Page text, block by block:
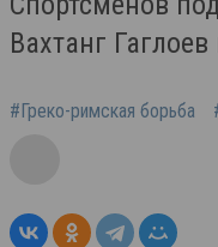
Вахтанг
#Греко-римская борьба